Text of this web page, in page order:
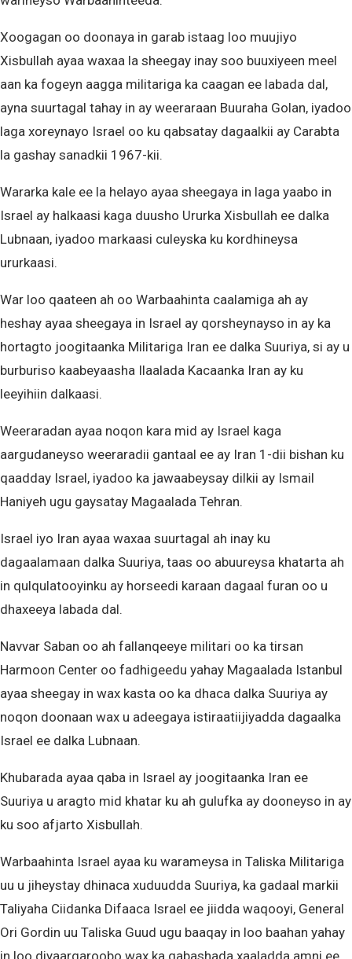
Xoogagan oo doonaya in garab istaag loo muujiyo
Xisbullah ayaa waxaa la sheegay inay soo buuxiyeen meel
aan ka fogeyn aagga militariga ka caagan ee labada dal,
ayna suurtagal tahay in ay weeraraan Buuraha Golan, iyadoo
laga xoreynayo Israel oo ku qabsatay dagaalkii ay Carabta
la gashay sanadkii 1967-kii.
Wararka kale ee la helayo ayaa sheegaya in laga yaabo in
Israel ay halkaasi kaga duusho Ururka Xisbullah ee dalka
Lubnaan, iyadoo markaasi culeyska ku kordhineysa
ururkaasi.
War loo qaateen ah oo Warbaahinta caalamiga ah ay
heshay ayaa sheegaya in Israel ay qorsheynayso in ay ka
hortagto joogitaanka Militariga Iran ee dalka Suuriya, si ay u
burburiso kaabeyaasha Ilaalada Kacaanka Iran ay ku
leeyihiin dalkaasi.
Weeraradan ayaa noqon kara mid ay Israel kaga
aargudaneyso weeraradii gantaal ee ay Iran 1-dii bishan ku
qaadday Israel, iyadoo ka jawaabeysay dilkii ay Ismail
Haniyeh ugu gaysatay Magaalada Tehran.
Israel iyo Iran ayaa waxaa suurtagal ah inay ku
dagaalamaan dalka Suuriya, taas oo abuureysa khatarta ah
in qulqulatooyinku ay horseedi karaan dagaal furan oo u
dhaxeeya labada dal.
Navvar Saban oo ah fallanqeeye militari oo ka tirsan
Harmoon Center oo fadhigeedu yahay Magaalada Istanbul
ayaa sheegay in wax kasta oo ka dhaca dalka Suuriya ay
noqon doonaan wax u adeegaya istiraatiijiyadda dagaalka
Israel ee dalka Lubnaan.
Khubarada ayaa qaba in Israel ay joogitaanka Iran ee
Suuriya u aragto mid khatar ku ah gulufka ay dooneyso in ay
ku soo afjarto Xisbullah.
Warbaahinta Israel ayaa ku warameysa in Taliska Militariga
uu u jiheystay dhinaca xuduudda Suuriya, ka gadaal markii
Taliyaha Ciidanka Difaaca Israel ee jiidda waqooyi, General
Ori Gordin uu Taliska Guud ugu baaqay in loo baahan yahay
in loo diyaargaroobo wax ka qabashada xaaladda amni ee